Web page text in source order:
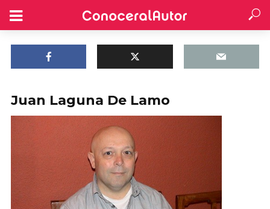
Juan Laguna De Lamo